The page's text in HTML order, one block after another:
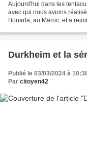
Aujourd'hui dans les
avec qui nous avions
Bouarfa, au Maroc, et a
Durkheim et la
Publié le 03/03/2024 à
Par citoyen42